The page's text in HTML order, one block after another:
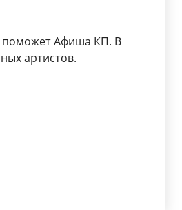
поможет Афиша КП. В
артистов.